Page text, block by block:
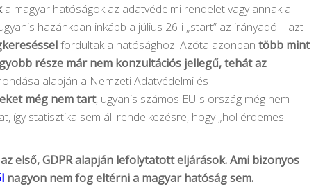
a magyar hatóságok az adatvédelmi rendelet vagy annak a
hazánkban inkább a július 26-i „start” az irányadó – azt
fordultak a hatósághoz. Azóta azonban több mint
része már nem konzultációs jellegű, tehát az
alapján a Nemzeti Adatvédelmi és
még nem tart, ugyanis számos EU-s ország még nem
így statisztika sem áll rendelkezésre, hogy „hol érdemes
első, GDPR alapján lefolytatott eljárások. Ami bizonyos
nagyon nem fog eltérni a magyar hatóság sem.